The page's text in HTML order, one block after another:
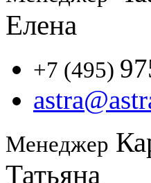
Елена
+7 (495)
Менеджер
Татьяна